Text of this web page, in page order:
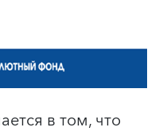
в том, что